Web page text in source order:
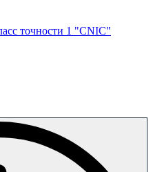
точности 1 "CNIC"